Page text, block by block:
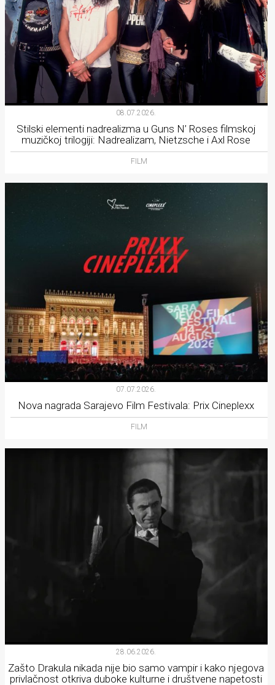
08.07.2026.
Stilski elementi nadrealizma u Guns N’ Roses filmskoj
muzičkoj trilogiji: Nadrealizam, Nietzsche i Axl Rose
FILM
07.07.2026.
Nova nagrada Sarajevo Film Festivala: Prix Cineplexx
FILM
28.06.2026.
Zašto Drakula nikada nije bio samo vampir i kako njegova
privlačnost otkriva duboke kulturne i društvene napetosti